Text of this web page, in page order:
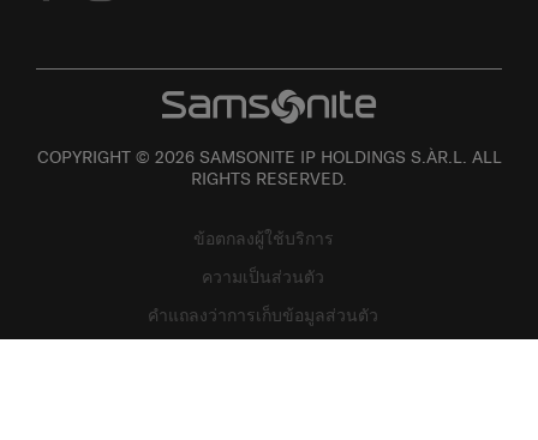
COPYRIGHT © 2026 SAMSONITE IP HOLDINGS S.ÀR.L. ALL
RIGHTS RESERVED.
ข้อตกลงผู้ใช้บริการ
ความเป็นส่วนตัว
คำแถลงว่าการเก็บข้อมูลส่วนตัว